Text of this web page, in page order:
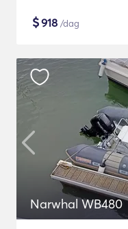
$918 /dag
Narwhal WB480